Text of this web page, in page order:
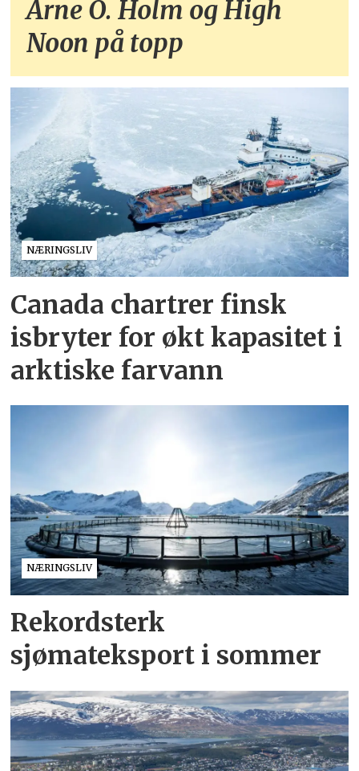
Arne O. Holm og High
Noon på topp
NÆRINGSLIV
Canada chartrer finsk
isbryter for økt kapasitet i
arktiske farvann
NÆRINGSLIV
Rekordsterk
sjømateksport i sommer